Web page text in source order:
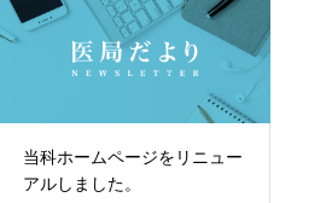
当科ホームページをリニュー
アルしました。